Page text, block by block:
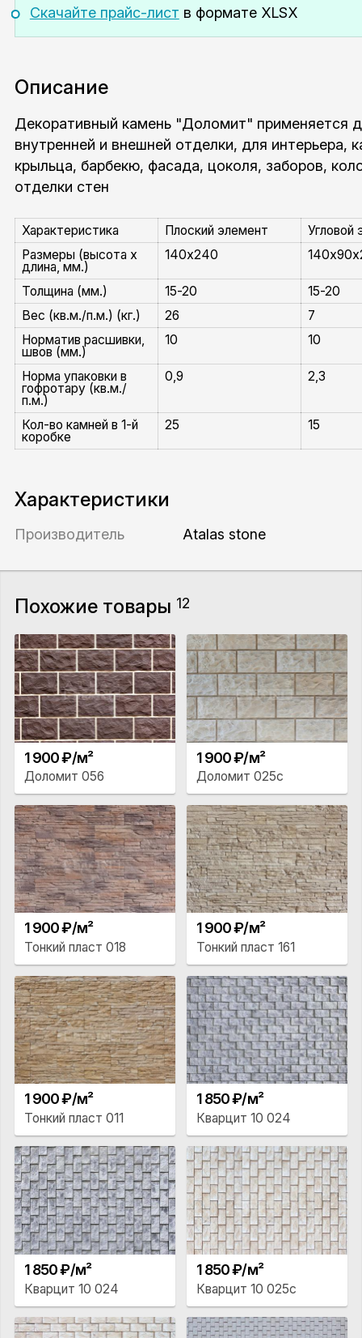
Скачайте прайс-лист в формате XLSX
Описание
Декоративный камень "Доломит" применяется
внутренней и внешней отделки, для интерьера,
крыльца, барбекю, фасада, цоколя, заборов,
отделки стен
Характеристика Плоский элемент
Угловой
Размеры (высота x
длина, мм.)
140x240
Толщина (мм.) 15-20
15-20
Вес (кв.м./п.м.) (кг.)
26
7
Норматив расшивки,
швов (мм.)
10 10
Норма упаковки в
гофротару (кв.м./
п.м.)
0,9 2,3
Кол-во камней в 1-й
коробке
25 15
Характеристики
Производитель Atalas stone
Похожие товары 12
1 900 ₽/м²
Доломит 056
1 900 ₽/м²
Доломит 025с
1 900 ₽/м²
Тонкий пласт 018
1 900 ₽/м²
Тонкий пласт 161
1 900 ₽/м²
Тонкий пласт 011
1 850 ₽/м²
Кварцит 10 024
1 850 ₽/м²
Кварцит 10 024
1 850 ₽/м²
Кварцит 10 025с